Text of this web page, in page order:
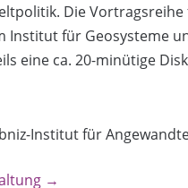
Die
Institut für Geosysteme
eine ca. 20-minütige
Institut für
→